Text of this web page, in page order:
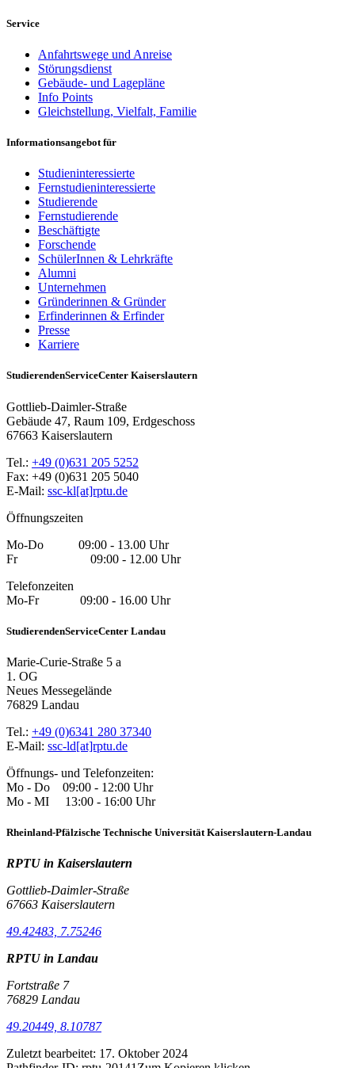
Service
Anfahrtswege und Anreise
Störungsdienst
Gebäude- und Lagepläne
Info Points
Gleichstellung, Vielfalt, Familie
Informationsangebot für
Studieninteressierte
Fernstudieninteressierte
Studierende
Fernstudierende
Beschäftigte
Forschende
SchülerInnen & Lehrkräfte
Alumni
Unternehmen
Gründerinnen & Gründer
Erfinderinnen & Erfinder
Presse
Karriere
StudierendenServiceCenter Kaiserslautern
Gottlieb-Daimler-Straße
Gebäude 47, Raum 109, Erdgeschoss
67663 Kaiserslautern
Tel.: +49 (0)631 205 5252
Fax: +49 (0)631 205 5040
E-Mail: ssc-kl[at]rptu.de
Öffnungszeiten
Mo-Do 09:00 - 13.00 Uhr
Fr 09:00 - 12.00 Uhr
Telefonzeiten
Mo-Fr 09:00 - 16.00 Uhr
StudierendenServiceCenter Landau
Marie-Curie-Straße 5 a
1. OG
Neues Messegelände
76829 Landau
Tel.: +49 (0)6341 280 37340
E-Mail: ssc-ld[at]rptu.de
Öffnungs- und Telefonzeiten:
Mo - Do 09:00 - 12:00 Uhr
Mo - MI 13:00 - 16:00 Uhr
Rheinland-Pfälzische Technische Universität Kaiserslautern-Landau
RPTU in Kaiserslautern
Gottlieb-Daimler-Straße
67663 Kaiserslautern
49.42483, 7.75246
RPTU in Landau
Fortstraße 7
76829 Landau
49.20449, 8.10787
Zuletzt bearbeitet: 17. Oktober 2024